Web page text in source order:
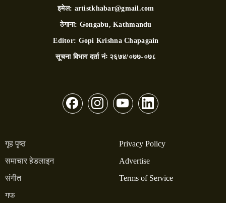
इमेल: artistkhabar@gmail.com
ठेगाना: Gongabu, Kathmandu
Editor: Gopi Krishna Chapagain
सूचना विभाग दर्ता नंः २६७४/०७७-०७८
गृह पृष्ठ
समाचार हेडलाइन
संगीत
गफ
Privacy Policy
Advertise
Terms of Service